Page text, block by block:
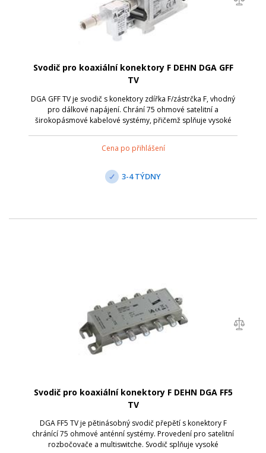
Svodič pro koaxiální konektory F DEHN DGA GFF
TV
DGA GFF TV je svodič s konektory zdířka F/zástrčka F, vhodný
pro dálkové napájení. Chrání 75 ohmové satelitní a
širokopásmové kabelové systémy, přičemž splňuje vysoké
Cena po přihlášení
3-4 TÝDNY
Svodič pro koaxiální konektory F DEHN DGA FF5
TV
DGA FF5 TV je pětinásobný svodič přepětí s konektory F
chránící 75 ohmové anténní systémy. Provedení pro satelitní
rozbočovače a multiswitche. Svodič splňuje vysoké